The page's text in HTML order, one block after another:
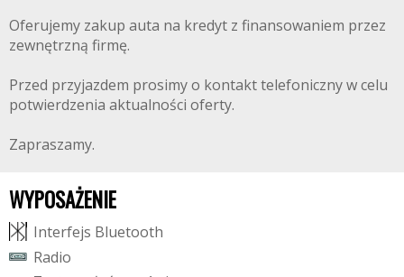
Oferujemy zakup auta na kredyt z finansowaniem przez
zewnętrzną firmę.
Przed przyjazdem prosimy o kontakt telefoniczny w celu
potwierdzenia aktualności oferty.
Zapraszamy.
WYPOSAŻENIE
Interfejs Bluetooth
Radio